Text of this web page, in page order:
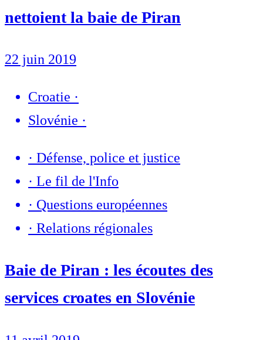
nettoient la baie de Piran
22 juin 2019
Croatie ·
Slovénie ·
· Défense, police et justice
· Le fil de l'Info
· Questions européennes
· Relations régionales
Baie de Piran : les écoutes des
services croates en Slovénie